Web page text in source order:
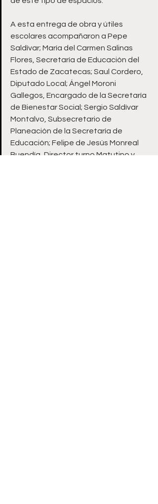
A esta entrega de obra y útiles
escolares acompañaron a Pepe
Saldívar; María del Carmen Salinas
Flores, Secretaría de Educación del
Estado de Zacatecas; Saul Cordero,
Diputado Local; Ángel Moroni
Gallegos, Encargado de la Secretaría
de Bienestar Social; Sergio Saldívar
Montalvo, Subsecretario de
Planeación de la Secretaría de
Educación; Felipe de Jesús Monreal
Buendía, Director turno Matutino y